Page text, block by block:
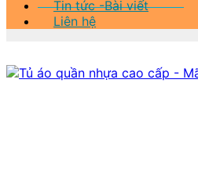
Tin tức -Bài viết
Liên hệ